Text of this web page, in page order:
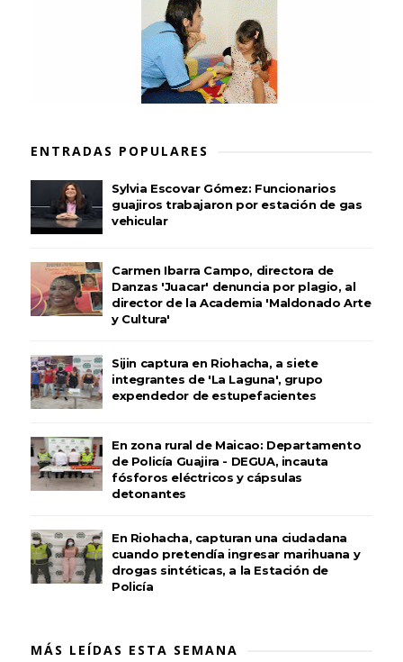
ENTRADAS POPULARES
Sylvia Escovar Gómez: Funcionarios
guajiros trabajaron por estación de gas
vehicular
Carmen Ibarra Campo, directora de
Danzas 'Juacar' denuncia por plagio, al
director de la Academia 'Maldonado Arte
y Cultura'
Sijin captura en Riohacha, a siete
integrantes de 'La Laguna', grupo
expendedor de estupefacientes
En zona rural de Maicao: Departamento
de Policía Guajira - DEGUA, incauta
fósforos eléctricos y cápsulas
detonantes
En Riohacha, capturan una ciudadana
cuando pretendía ingresar marihuana y
drogas sintéticas, a la Estación de
Policía
MÁS LEÍDAS ESTA SEMANA